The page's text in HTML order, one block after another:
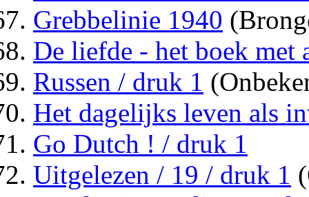
Grebbelinie 1940
De liefde - het boek met
Russen / druk 1
Het dagelijks leven als
Go Dutch ! / druk 1
Uitgelezen / 19 / druk 1